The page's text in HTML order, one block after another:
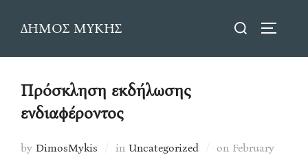
ΔΗΜΟΣ ΜΥΚΗΣ
Search
Πρόσκληση εκδήλωσης
ενδιαφέροντος
by DimosMykis in Uncategorized on Posted
February